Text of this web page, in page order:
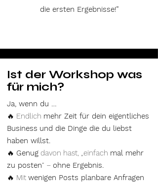
die ersten Ergebnisse!”
Ist der Workshop was
für mich?
Ja, wenn du …
🔥 Endlich mehr Zeit für dein eigentliches
Business und die Dinge die du liebst
haben willst.
🔥 Genug davon hast, „einfach mal mehr
zu posten“ – ohne Ergebnis.
🔥 Mit wenigen Posts planbare Anfragen